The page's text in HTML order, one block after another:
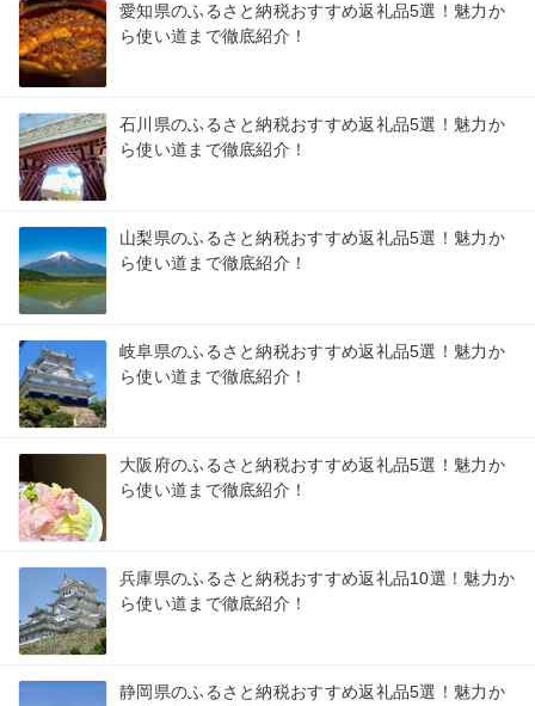
愛知県のふるさと納税おすすめ返礼品5選！魅力か
ら使い道まで徹底紹介！
石川県のふるさと納税おすすめ返礼品5選！魅力か
ら使い道まで徹底紹介！
山梨県のふるさと納税おすすめ返礼品5選！魅力か
ら使い道まで徹底紹介！
岐阜県のふるさと納税おすすめ返礼品5選！魅力か
ら使い道まで徹底紹介！
大阪府のふるさと納税おすすめ返礼品5選！魅力か
ら使い道まで徹底紹介！
兵庫県のふるさと納税おすすめ返礼品10選！魅力か
ら使い道まで徹底紹介！
静岡県のふるさと納税おすすめ返礼品5選！魅力か